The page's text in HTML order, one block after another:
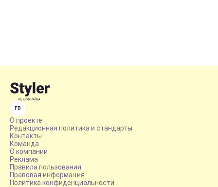
FB
О проекте
Редакционная политика и стандарты
Контакты
Команда
О компании
Реклама
Правила пользования
Правовая информация
Политика конфиденциальности